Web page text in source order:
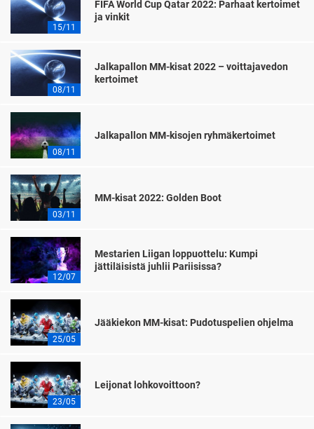
15/11
FIFA World Cup Qatar 2022: Parhaat kertoimet
ja vinkit
08/11
Jalkapallon MM-kisat 2022 – voittajavedon
kertoimet
08/11
Jalkapallon MM-kisojen ryhmäkertoimet
03/11
MM-kisat 2022: Golden Boot
12/07
Mestarien Liigan loppuottelu: Kumpi
jättiläisistä juhlii Pariisissa?
25/05
Jääkiekon MM-kisat: Pudotuspelien ohjelma
23/05
Leijonat lohkovoittoon?